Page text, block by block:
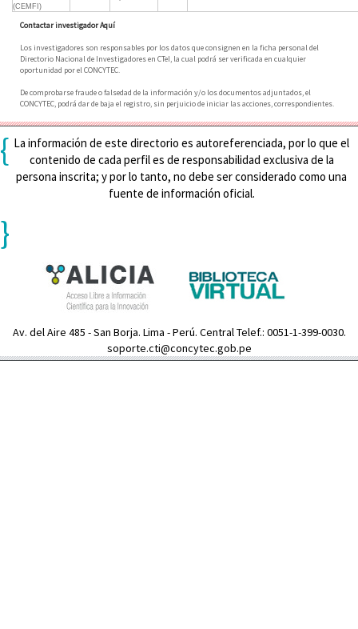
(CEMFI)
Contactar investigador Aquí
Los investigadores son responsables por los datos que consignen en la ficha personal del
Directorio Nacional de Investigadores en CTeI, la cual podrá ser verificada en cualquier
oportunidad por el CONCYTEC.
De comprobarse fraude o falsedad de la información y/o los documentos adjuntados, el
CONCYTEC, podrá dar de baja el registro, sin perjuicio de iniciar las acciones, correspondientes.
{ La información de este directorio es autoreferenciada, por lo que el
contenido de cada perfil es de responsabilidad exclusiva de la
persona inscrita; y por lo tanto, no debe ser considerado como una
fuente de información oficial.
}
Av. del Aire 485 - San Borja. Lima - Perú. Central Telef.: 0051-1-399-0030.
soporte.cti@concytec.gob.pe